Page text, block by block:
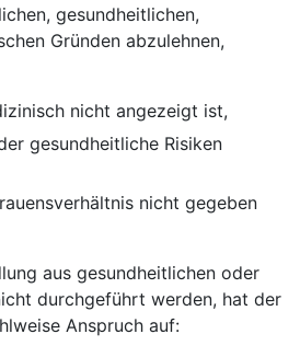
gesundheitlichen,
Gründen abzulehnen,
nicht angezeigt ist,
gesundheitliche Risiken
nicht gegeben
aus gesundheitlichen oder
durchgeführt werden, hat der
Anspruch auf: